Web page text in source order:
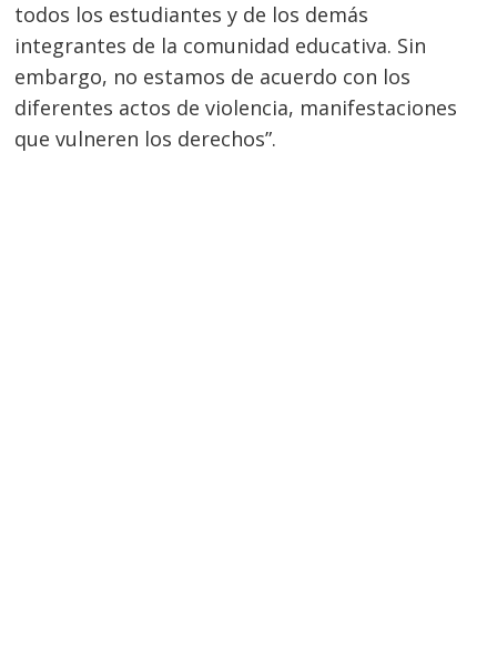
todos los estudiantes y de los demás
integrantes de la comunidad educativa. Sin
embargo, no estamos de acuerdo con los
diferentes actos de violencia, manifestaciones
que vulneren los derechos”.
Navegación
de
entradas